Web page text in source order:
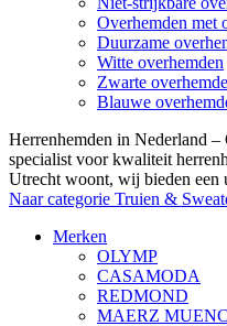
Overhemden met
Duurzame
Witte overhemden
Zwarte
Blauwe
Herrenhemden in Nederland
specialist voor kwaliteit
Utrecht woont, wij bieden een
Naar categorie Truien &
Merken
OLYMP
CASAMODA
REDMOND
MAERZ